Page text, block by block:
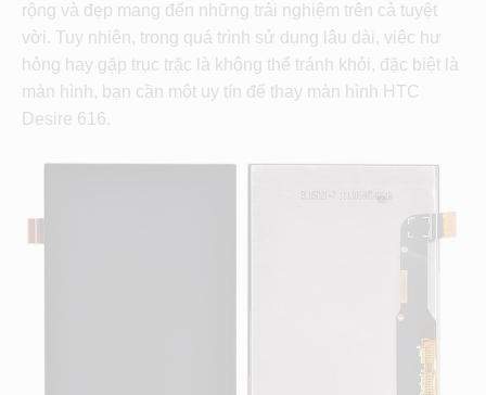
rộng và đẹp mang đến những trải nghiệm trên cả tuyệt
vời. Tuy nhiên, trong quá trình sử dụng lâu dài, việc hư
hỏng hay gặp trục trặc là không thể tránh khỏi, đặc biệt là
màn hình, bạn cần một uy tín để thay màn hình HTC
Desire 616.